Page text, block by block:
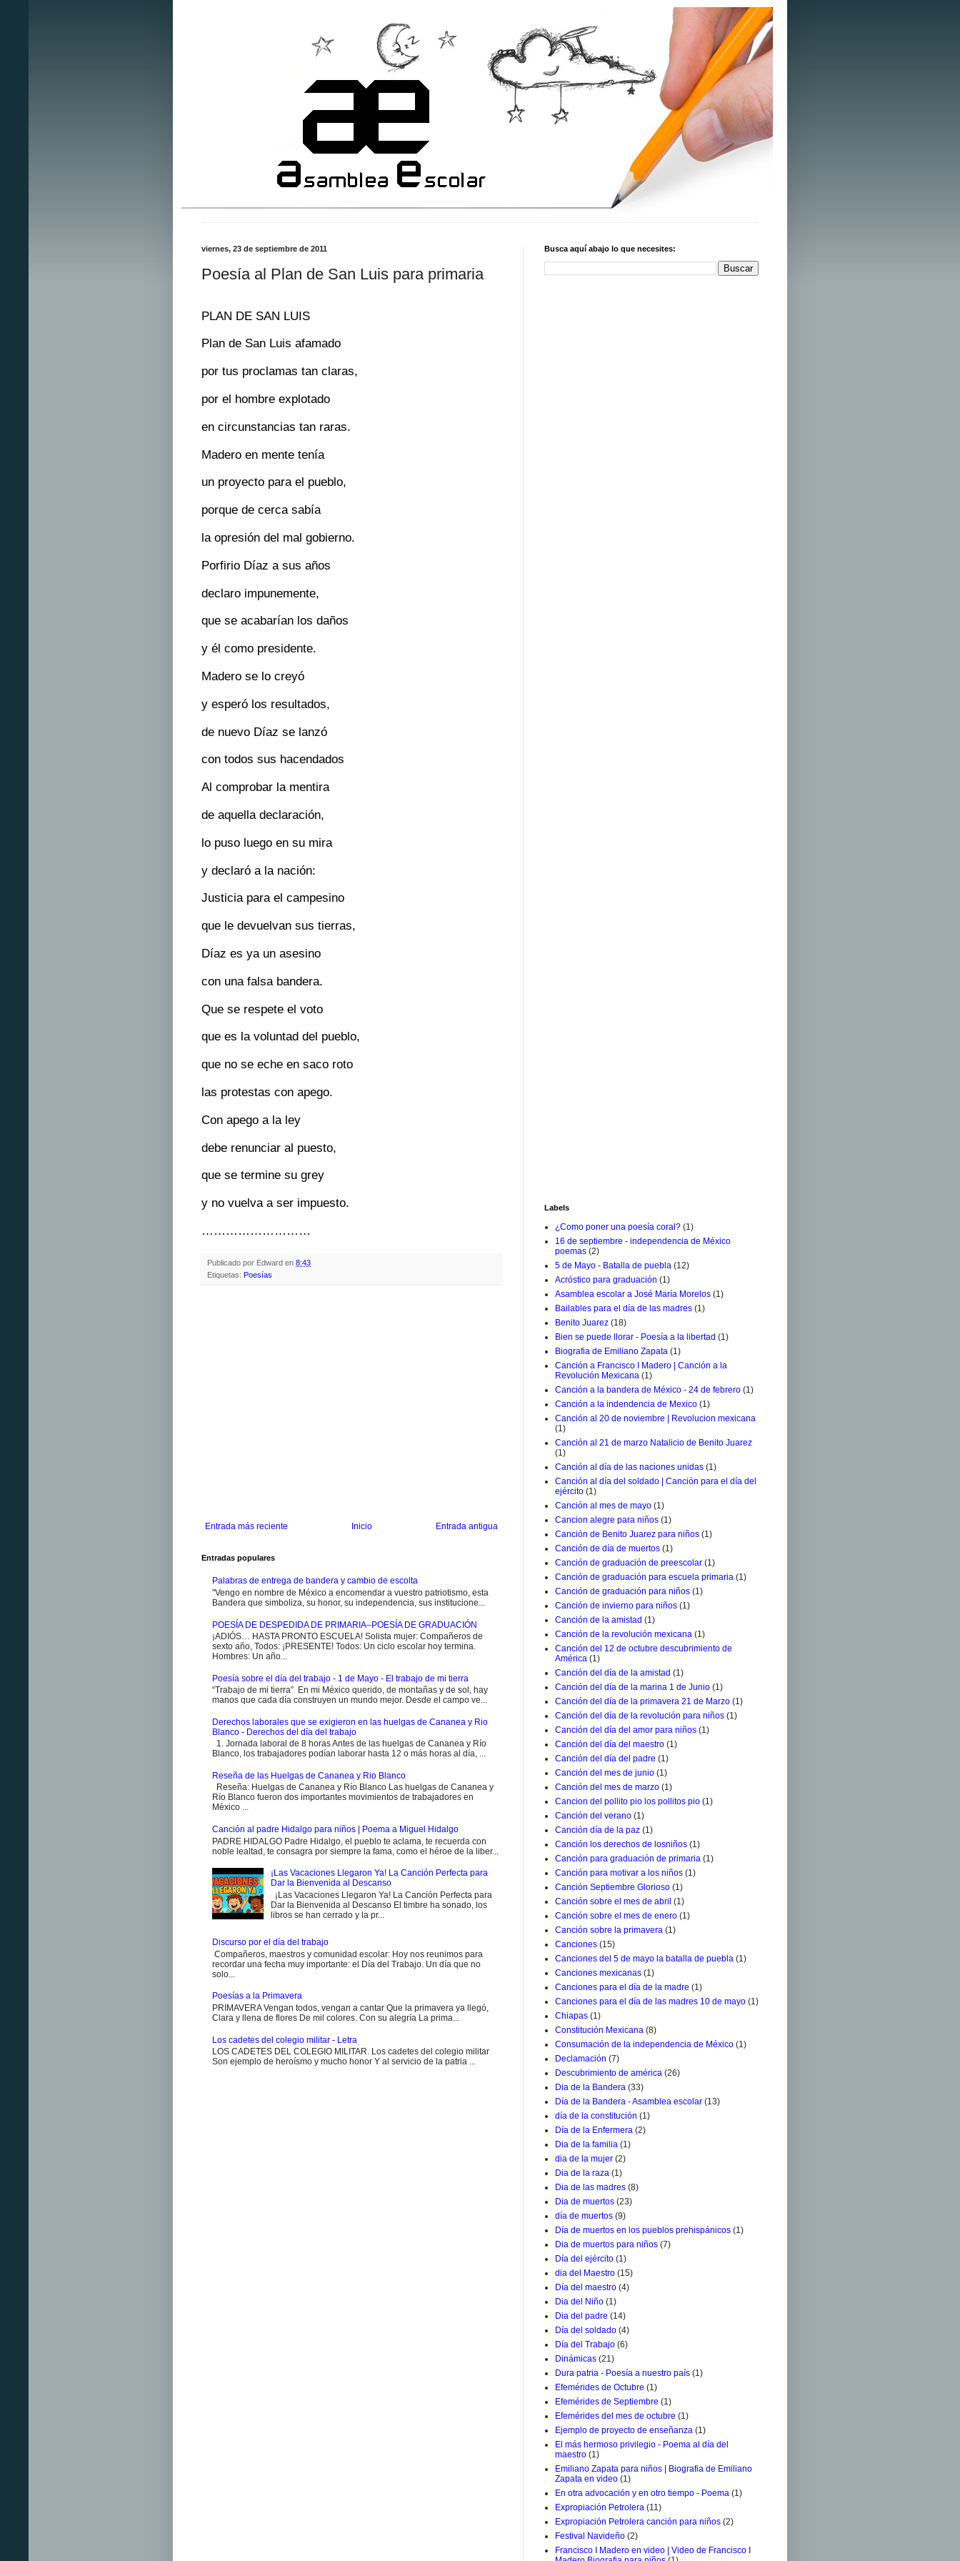
viernes, 23 de septiembre de 2011
Poesía al Plan de San Luis para primaria
PLAN DE SAN LUIS
Plan de San Luis afamado
por tus proclamas tan claras,
por el hombre explotado
en circunstancias tan raras.
Madero en mente tenía
un proyecto para el pueblo,
porque de cerca sabía
la opresión del mal gobierno.
Porfirio Díaz a sus años
declaro impunemente,
que se acabarían los daños
y él como presidente.
Madero se lo creyó
y esperó los resultados,
de nuevo Díaz se lanzó
con todos sus hacendados
Al comprobar la mentira
de aquella declaración,
lo puso luego en su mira
y declaró a la nación:
Justicia para el campesino
que le devuelvan sus tierras,
Díaz es ya un asesino
con una falsa bandera.
Que se respete el voto
que es la voluntad del pueblo,
que no se eche en saco roto
las protestas con apego.
Con apego a la ley
debe renunciar al puesto,
que se termine su grey
y no vuelva a ser impuesto.
………………………
Publicado por Edward en 8:43
Etiquetas: Poesías
Entrada más reciente Entrada antigua
Inicio
Entradas populares
Palabras de entrega de bandera y cambio de escolta
"Vengo en nombre de México a encomendar a vuestro patriotismo, esta
Bandera que simboliza, su honor, su independencia, sus institucione...
POESÍA DE DESPEDIDA DE PRIMARIA–POESÍA DE GRADUACIÓN
¡ADIÓS… HASTA PRONTO ESCUELA! Solista mujer: Compañeros de
sexto año, Todos: ¡PRESENTE! Todos: Un ciclo escolar hoy termina.
Hombres: Un año...
Poesía sobre el día del trabajo - 1 de Mayo - El trabajo de mi tierra
“Trabajo de mi tierra” En mi México querido, de montañas y de sol, hay
manos que cada día construyen un mundo mejor. Desde el campo ve...
Derechos laborales que se exigieron en las huelgas de Cananea y Rio
Blanco - Derechos del día del trabajo
1. Jornada laboral de 8 horas Antes de las huelgas de Cananea y Río
Blanco, los trabajadores podían laborar hasta 12 o más horas al día, ...
Reseña de las Huelgas de Cananea y Rio Blanco
Reseña: Huelgas de Cananea y Río Blanco Las huelgas de Cananea y
Río Blanco fueron dos importantes movimientos de trabajadores en
México ...
Canción al padre Hidalgo para niños | Poema a Miguel Hidalgo
PADRE HIDALGO Padre Hidalgo, el pueblo te aclama, te recuerda con
noble lealtad, te consagra por siempre la fama, como el héroe de la liber...
¡Las Vacaciones Llegaron Ya! La Canción Perfecta para
Dar la Bienvenida al Descanso
¡Las Vacaciones Llegaron Ya! La Canción Perfecta para
Dar la Bienvenida al Descanso El timbre ha sonado, los
libros se han cerrado y la pr...
Discurso por el día del trabajo
Compañeros, maestros y comunidad escolar: Hoy nos reunimos para
recordar una fecha muy importante: el Día del Trabajo. Un día que no
solo...
Poesías a la Primavera
PRIMAVERA Vengan todos, vengan a cantar Que la primavera ya llegó,
Clara y llena de flores De mil colores. Con su alegría La prima...
Los cadetes del colegio militar - Letra
LOS CADETES DEL COLEGIO MILITAR. Los cadetes del colegio militar
Son ejemplo de heroísmo y mucho honor Y al servicio de la patria ...
Busca aquí abajo lo que necesites:
Labels
¿Como poner una poesía coral? (1)
16 de septiembre - independencia de México
poemas (2)
5 de Mayo - Batalla de puebla (12)
Acróstico para graduación (1)
Asamblea escolar a José María Morelos (1)
Bailables para el día de las madres (1)
Benito Juarez (18)
Bien se puede llorar - Poesía a la libertad (1)
Biografia de Emiliano Zapata (1)
Canción a Francisco I Madero | Canción a la
Revolución Mexicana (1)
Canción a la bandera de México - 24 de febrero (1)
Canción a la indendencia de Mexico (1)
Canción al 20 de noviembre | Revolucion mexicana
(1)
Canción al 21 de marzo Natalicio de Benito Juarez
(1)
Canción al día de las naciones unidas (1)
Canción al día del soldado | Canción para el día del
ejército (1)
Canción al mes de mayo (1)
Cancion alegre para niños (1)
Canción de Benito Juarez para niños (1)
Canción de día de muertos (1)
Canción de graduación de preescolar (1)
Canción de graduación para escuela primaria (1)
Canción de graduación para niños (1)
Canción de invierno para niños (1)
Canción de la amistad (1)
Canción de la revolución mexicana (1)
Canción del 12 de octubre descubrimiento de
América (1)
Canción del día de la amistad (1)
Canción del día de la marina 1 de Junio (1)
Canción del día de la primavera 21 de Marzo (1)
Canción del día de la revolución para niños (1)
Canción del día del amor para niños (1)
Canción del día del maestro (1)
Canción del día del padre (1)
Canción del mes de junio (1)
Canción del mes de marzo (1)
Cancion del pollito pio los pollitos pio (1)
Canción del verano (1)
Canción día de la paz (1)
Canción los derechos de losniños (1)
Canción para graduación de primaria (1)
Canción para motivar a los niños (1)
Canción Septiembre Glorioso (1)
Canción sobre el mes de abril (1)
Canción sobre el mes de enero (1)
Canción sobre la primavera (1)
Canciones (15)
Canciones del 5 de mayo la batalla de puebla (1)
Canciones mexicanas (1)
Canciones para el día de la madre (1)
Canciones para el día de las madres 10 de mayo (1)
Chiapas (1)
Constitución Mexicana (8)
Consumación de la independencia de México (1)
Declamación (7)
Descubrimiento de américa (26)
Dia de la Bandera (33)
Día de la Bandera - Asamblea escolar (13)
día de la constitución (1)
Día de la Enfermera (2)
Dia de la familia (1)
dia de la mujer (2)
Dia de la raza (1)
Dia de las madres (8)
Dia de muertos (23)
día de muertos (9)
Día de muertos en los pueblos prehispánicos (1)
Dia de muertos para niños (7)
Día del ejército (1)
dia del Maestro (15)
Día del maestro (4)
Dia del Niño (1)
Dia del padre (14)
Día del soldado (4)
Día del Trabajo (6)
Dinámicas (21)
Dura patria - Poesía a nuestro país (1)
Efemérides de Octubre (1)
Efemérides de Septiembre (1)
Efemérides del mes de octubre (1)
Ejemplo de proyecto de enseñanza (1)
El más hermoso privilegio - Poema al día del
maestro (1)
Emiliano Zapata para niños | Biografia de Emiliano
Zapata en video (1)
En otra advocación y en otro tiempo - Poema (1)
Expropiación Petrolera (11)
Expropiación Petrolera canción para niños (2)
Festival Navideño (2)
Francisco I Madero en video | Video de Francisco I